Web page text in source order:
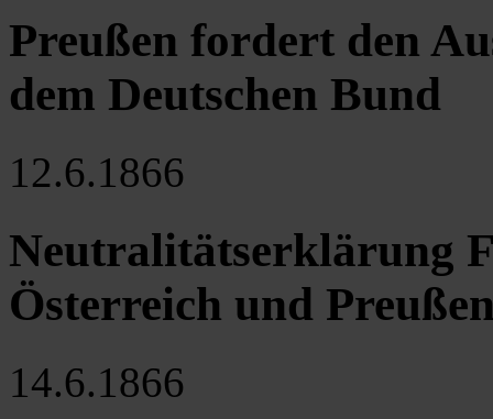
Preußen fordert den
dem Deutschen Bund
12.6.1866
Neutralitätserklärung
Österreich und
14.6.1866